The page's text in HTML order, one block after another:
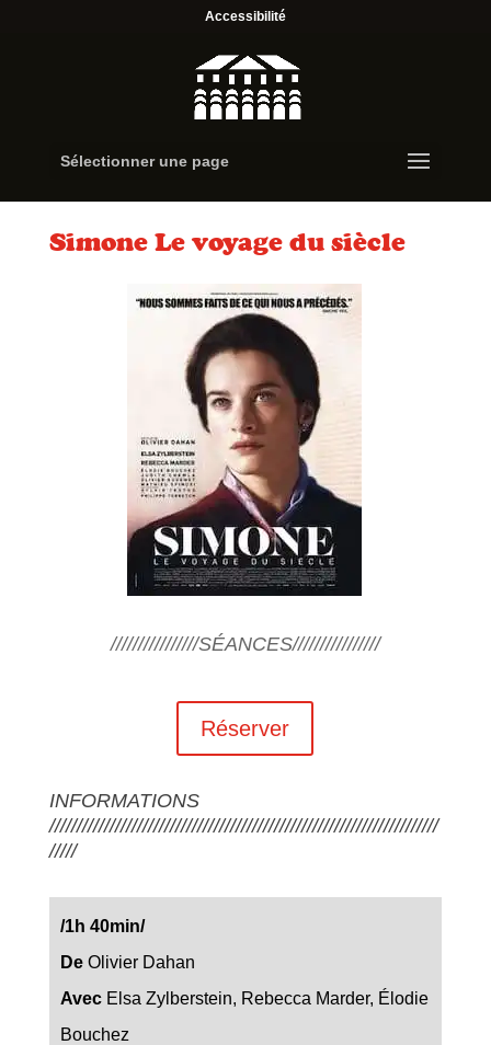
Accessibilité
Sélectionner une page
Simone Le voyage du siècle
////////////////SÉANCES////////////////
Réserver
INFORMATIONS
///////////////////////////////////////////////////////////////////////
/////
/1h 40min/
DeOlivier Dahan
AvecElsa Zylberstein, Rebecca Marder, Élodie
Bouchez